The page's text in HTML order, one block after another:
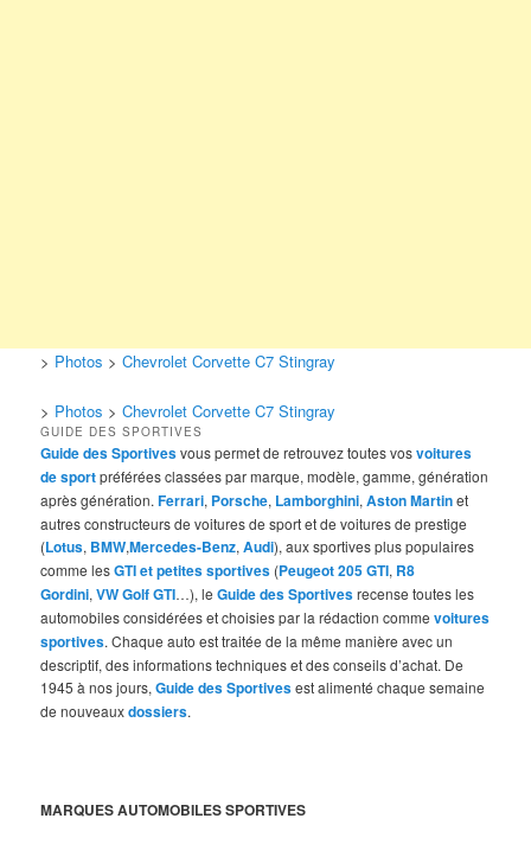
> Photos >Chevrolet Corvette C7 Stingray
> Photos >Chevrolet Corvette C7 Stingray
GUIDE DES SPORTIVES
Guide des Sportivesvous permet de retrouvez toutes vosvoitures
de sportpréférées classées par marque, modèle, gamme, génération
après génération.Ferrari, Porsche, Lamborghini,Aston Martinet
autres constructeurs de voitures de sport et de voitures de prestige
(Lotus, BMW,Mercedes-Benz,Audi), aux sportives plus populaires
comme lesGTI et petites sportives (Peugeot 205 GTI, R8
Gordini,VW Golf GTI…), leGuide des Sportivesrecense toutes les
automobiles considérées et choisies par la rédaction commevoitures
sportives. Chaque auto est traitée de la même manière avec un
descriptif, des informations techniques et des conseils d’achat. De
1945 à nos jours,Guide des Sportivesest alimenté chaque semaine
de nouveauxdossiers.
MARQUES AUTOMOBILES SPORTIVES